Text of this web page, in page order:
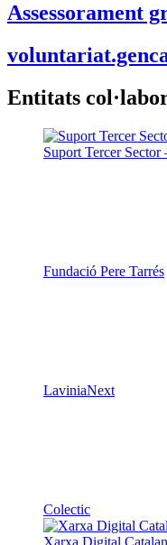
Assessorament
Entitats
Suport Tercer Sector
Fundació Pere Tarrés
LaviniaNext